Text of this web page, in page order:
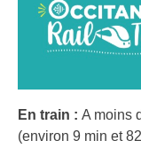
En train : A moins
(environ 9 min et